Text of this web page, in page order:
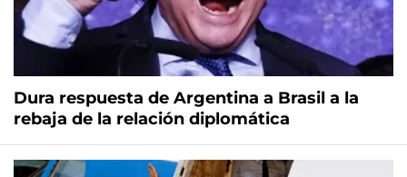
Dura respuesta de Argentina a Brasil a la
rebaja de la relación diplomática